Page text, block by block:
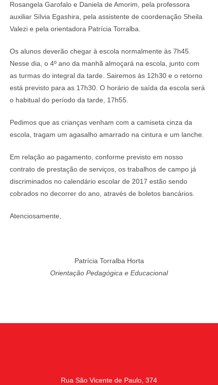
Rosangela Garofalo e Daniela de Amorim, pela professora
auxiliar Sílvia Egashira, pela assistente de coordenação Sheila
Valezi e pela orientadora Patrícia Torralba.
Os alunos deverão chegar à escola normalmente às 7h45.
Nesse dia, o 4º ano da manhã almoçará na escola, junto com
as turmas do integral da tarde. Sairemos às 12h30 e o retorno
está previsto para as 17h30. O horário de saída da escola será
o habitual do período da tarde, 17h55.
Pedimos que as crianças venham com a camiseta cinza da
escola, tragam um agasalho amarrado na cintura e um lanche.
Em relação ao pagamento, conforme previsto em nosso
contrato de prestação de serviços, os trabalhos de campo já
discriminados no calendário escolar de 2017 estão sendo
cobrados no decorrer do ano, através de boletos bancários.
Atenciosamente,
Patrícia Torralba Horta
Orientação Pedagógica e Educacional
Rua São Vicente de Paulo, 374